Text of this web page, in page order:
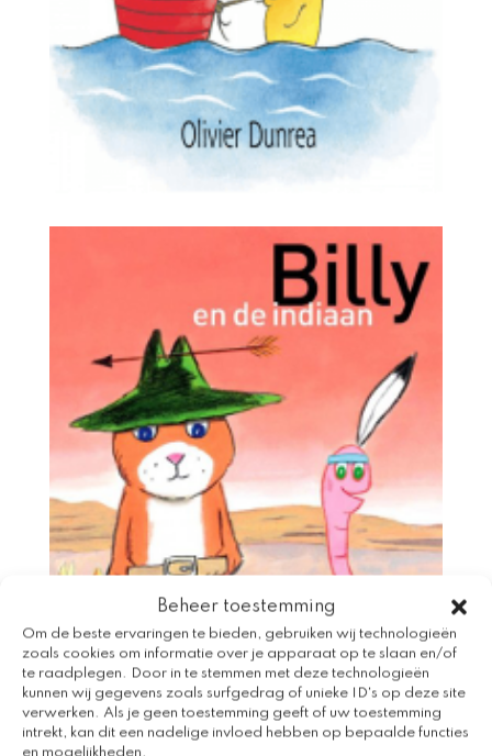
Beheer toestemming
Om de beste ervaringen te bieden, gebruiken wij technologieën
zoals cookies om informatie over je apparaat op te slaan en/of
te raadplegen. Door in te stemmen met deze technologieën
kunnen wij gegevens zoals surfgedrag of unieke ID's op deze site
verwerken. Als je geen toestemming geeft of uw toestemming
intrekt, kan dit een nadelige invloed hebben op bepaalde functies
en mogelijkheden.